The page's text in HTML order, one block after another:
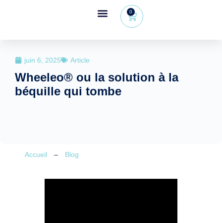
0
juin 6, 2025 Article
Wheeleo® ou la solution à la
béquille qui tombe
Accueil – Blog